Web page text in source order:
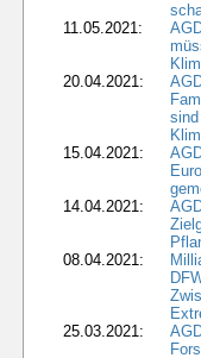
11.05.2021:
20.04.2021:
15.04.2021:
14.04.2021:
08.04.2021:
25.03.2021: